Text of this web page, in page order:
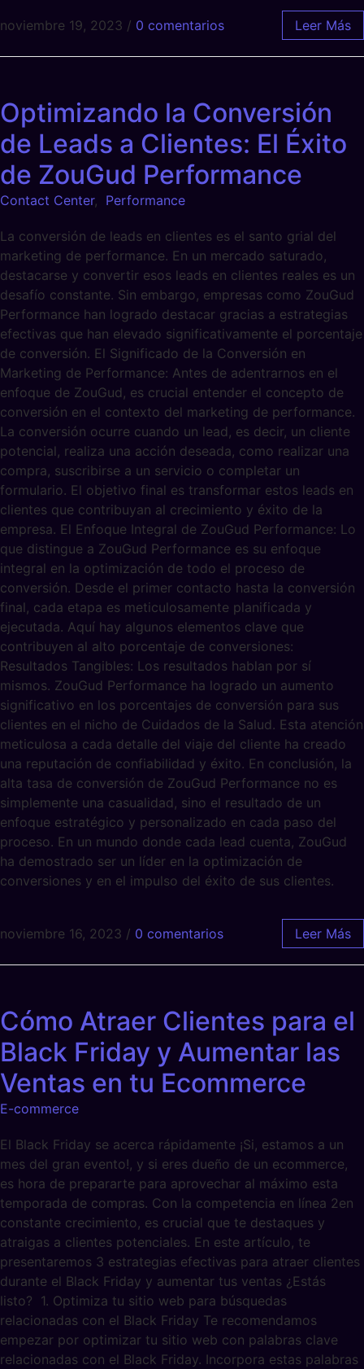
noviembre 19, 2023 / 0 comentarios Leer Más
Optimizando la Conversión
de Leads a Clientes: El Éxito
de ZouGud Performance
Contact Center, Performance
La conversión de leads en clientes es el santo grial del
marketing de performance. En un mercado saturado,
destacarse y convertir esos leads en clientes reales es un
desafío constante. Sin embargo, empresas como ZouGud
Performance han logrado destacar gracias a estrategias
efectivas que han elevado significativamente el porcentaje
de conversión. El Significado de la Conversión en
Marketing de Performance: Antes de adentrarnos en el
enfoque de ZouGud, es crucial entender el concepto de
conversión en el contexto del marketing de performance.
La conversión ocurre cuando un lead, es decir, un cliente
potencial, realiza una acción deseada, como realizar una
compra, suscribirse a un servicio o completar un
formulario. El objetivo final es transformar estos leads en
clientes que contribuyan al crecimiento y éxito de la
empresa. El Enfoque Integral de ZouGud Performance: Lo
que distingue a ZouGud Performance es su enfoque
integral en la optimización de todo el proceso de
conversión. Desde el primer contacto hasta la conversión
final, cada etapa es meticulosamente planificada y
ejecutada. Aquí hay algunos elementos clave que
contribuyen al alto porcentaje de conversiones:
Resultados Tangibles: Los resultados hablan por sí
mismos. ZouGud Performance ha logrado un aumento
significativo en los porcentajes de conversión para sus
clientes en el nicho de Cuidados de la Salud. Esta atención
meticulosa a cada detalle del viaje del cliente ha creado
una reputación de confiabilidad y éxito. En conclusión, la
alta tasa de conversión de ZouGud Performance no es
simplemente una casualidad, sino el resultado de un
enfoque estratégico y personalizado en cada paso del
proceso. En un mundo donde cada lead cuenta, ZouGud
ha demostrado ser un líder en la optimización de
conversiones y en el impulso del éxito de sus clientes.
noviembre 16, 2023 / 0 comentarios Leer Más
Cómo Atraer Clientes para el
Black Friday y Aumentar las
Ventas en tu Ecommerce
E-commerce
El Black Friday se acerca rápidamente ¡Si, estamos a un
mes del gran evento!, y si eres dueño de un ecommerce,
es hora de prepararte para aprovechar al máximo esta
temporada de compras. Con la competencia en línea 2en
constante crecimiento, es crucial que te destaques y
atraigas a clientes potenciales. En este artículo, te
presentaremos 3 estrategias efectivas para atraer clientes
durante el Black Friday y aumentar tus ventas ¿Estás
listo? 1. Optimiza tu sitio web para búsquedas
relacionadas con el Black Friday Te recomendamos
empezar por optimizar tu sitio web con palabras clave
relacionadas con el Black Friday. Incorpora estas palabras